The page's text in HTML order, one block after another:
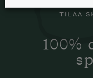
TILAA
100%